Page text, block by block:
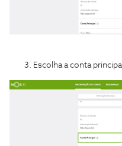
Escolha a conta